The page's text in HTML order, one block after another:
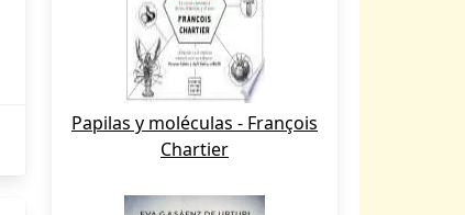
Papilas y moléculas - François
Chartier